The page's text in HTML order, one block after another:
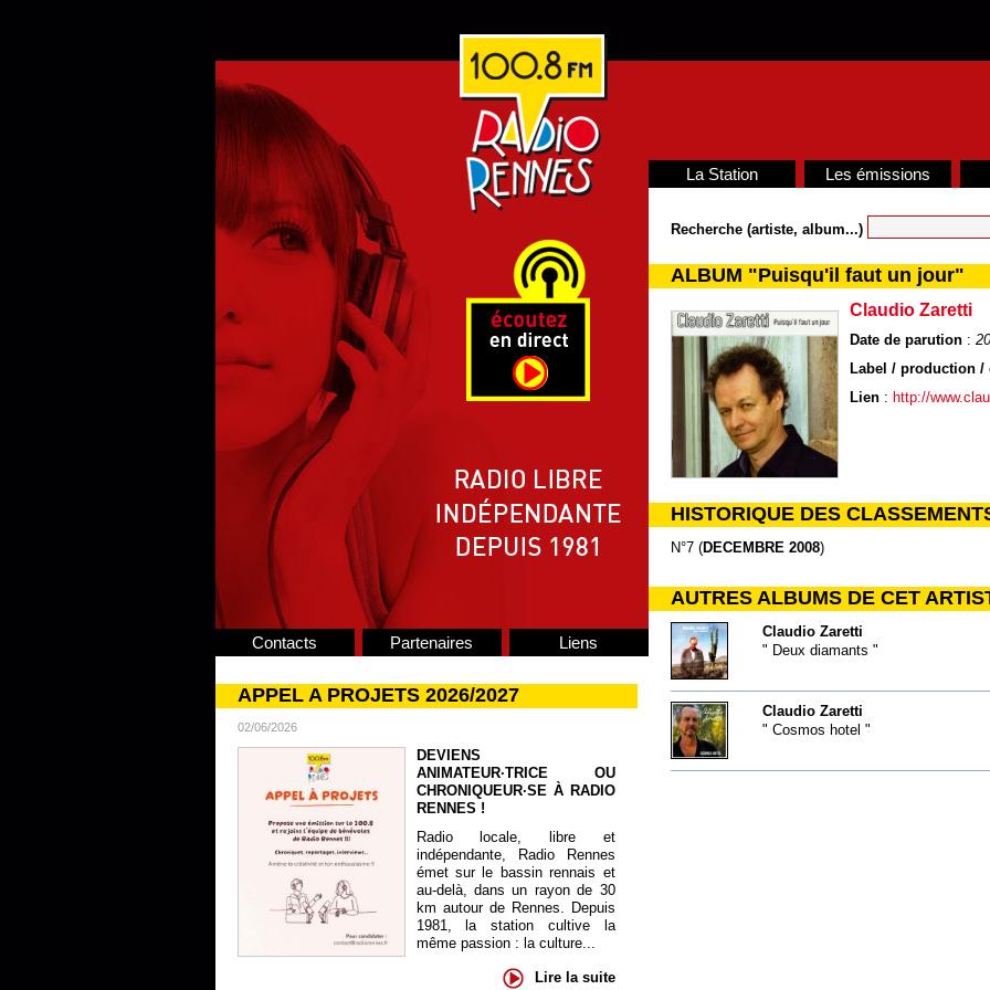
Contacts Partenaires Liens
APPEL A PROJETS 2026/2027
02/06/2026
DEVIENS
ANIMATEUR·TRICE OU
CHRONIQUEUR·SE À RADIO
RENNES !
Radio locale, libre et
indépendante, Radio Rennes
émet sur le bassin rennais et
au-delà, dans un rayon de 30
km autour de Rennes. Depuis
1981, la station cultive la
même passion : la culture...
Lire la suite
La Station Les émissions
Recherche (artiste, album...)
ALBUM "Puisqu'il faut un jour"
Claudio Zaretti
Date de parution:
Label / production
Lien: http://
HISTORIQUE DES
N°7 (DECEMBRE 2008)
AUTRES ALBUMS DE CET
Claudio Zaretti
" Deux diamants "
Claudio Zaretti
" Cosmos hotel "